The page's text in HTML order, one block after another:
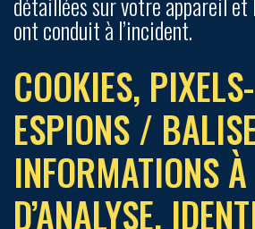
ont conduit à l’incident.
COOKIES, PIXELS-
ESPIONS /
INFORMATIONS
D’ANALYSE,